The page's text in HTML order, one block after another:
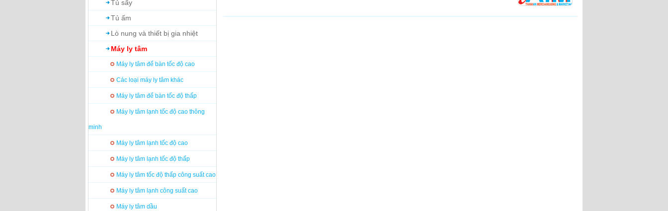
Tủ sấy
Tủ ấm
Lò nung và thiết bị gia nhiệt
Máy ly tâm
Máy ly tâm để bàn tốc độ cao
Các loại máy ly tâm khác
Máy ly tâm để bàn tốc độ thấp
Máy ly tâm lạnh tốc độ cao thông
minh
Máy ly tâm lạnh tốc độ cao
Máy ly tâm lạnh tốc độ thấp
Máy ly tâm tốc độ thấp công suất cao
Máy ly tâm lạnh công suất cao
Máy ly tâm dầu